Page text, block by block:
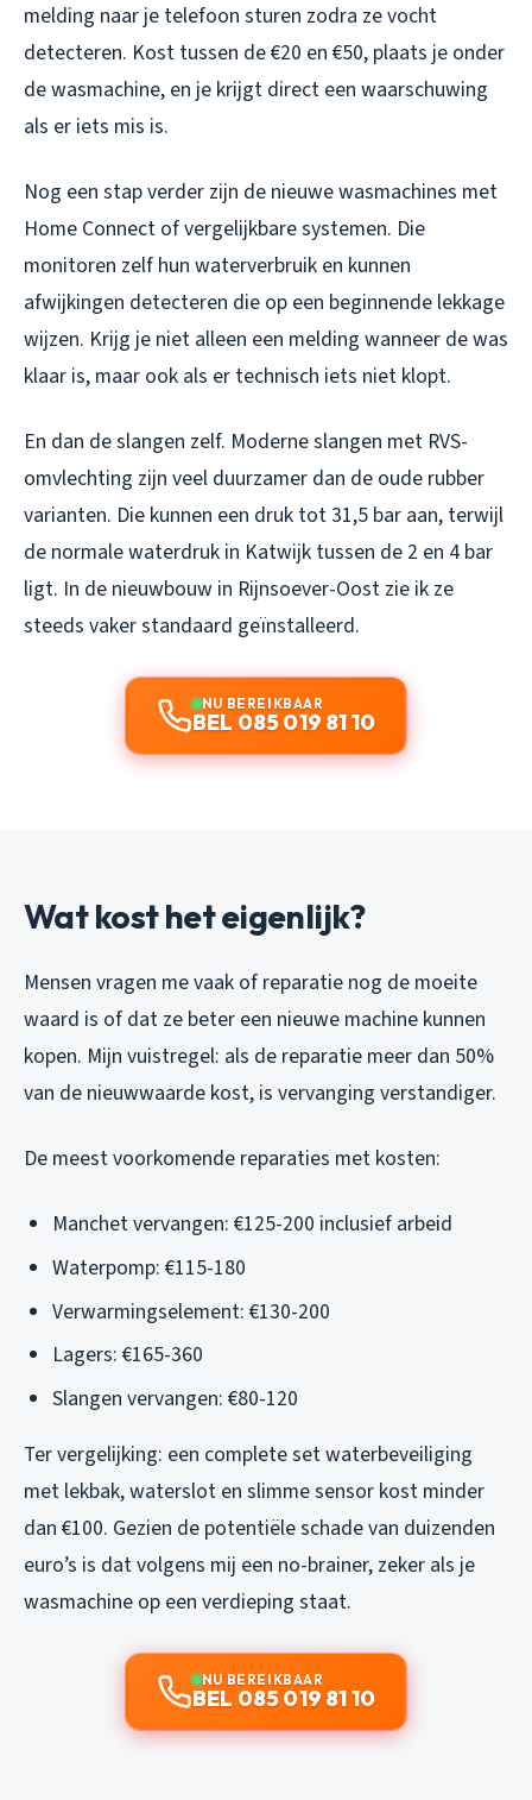
melding naar je telefoon sturen zodra ze vocht
detecteren. Kost tussen de €20 en €50, plaats je onder
de wasmachine, en je krijgt direct een waarschuwing
als er iets mis is.
Nog een stap verder zijn de nieuwe wasmachines met
Home Connect of vergelijkbare systemen. Die
monitoren zelf hun waterverbruik en kunnen
afwijkingen detecteren die op een beginnende lekkage
wijzen. Krijg je niet alleen een melding wanneer de was
klaar is, maar ook als er technisch iets niet klopt.
En dan de slangen zelf. Moderne slangen met RVS-
omvlechting zijn veel duurzamer dan de oude rubber
varianten. Die kunnen een druk tot 31,5 bar aan, terwijl
de normale waterdruk in Katwijk tussen de 2 en 4 bar
ligt. In de nieuwbouw in Rijnsoever-Oost zie ik ze
steeds vaker standaard geïnstalleerd.
NU BEREIKBAAR
BEL 085 019 81 10
Wat kost het eigenlijk?
Mensen vragen me vaak of reparatie nog de moeite
waard is of dat ze beter een nieuwe machine kunnen
kopen. Mijn vuistregel: als de reparatie meer dan 50%
van de nieuwwaarde kost, is vervanging verstandiger.
De meest voorkomende reparaties met kosten:
Manchet vervangen: €125-200 inclusief arbeid
Waterpomp: €115-180
Verwarmingselement: €130-200
Lagers: €165-360
Slangen vervangen: €80-120
Ter vergelijking: een complete set waterbeveiliging
met lekbak, waterslot en slimme sensor kost minder
dan €100. Gezien de potentiële schade van duizenden
euro’s is dat volgens mij een no-brainer, zeker als je
wasmachine op een verdieping staat.
NU BEREIKBAAR
BEL 085 019 81 10